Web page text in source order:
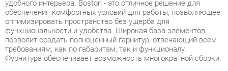
Фурнитура обеспечивает возможность многократной сборки.
Условия покупки
Благодаря качественным фото, исчерпывающей информации
о характеристиках и параметрах, а также отзывам
покупателей маркетплэйса «Прихожие-Екатеринбург» купить